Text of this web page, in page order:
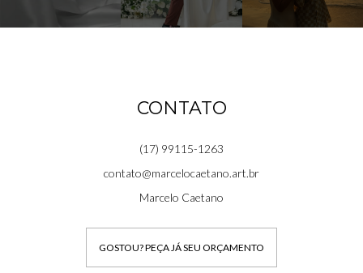
CONTATO
(17) 99115-1263
contato@marcelocaetano.art.br
Marcelo Caetano
GOSTOU? PEÇA JÁ SEU ORÇAMENTO